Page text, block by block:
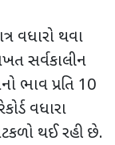
વધારો થવા
સર્વકાલીન
ભાવ પ્રતિ 10
વધારા
થઈ રહી છે.